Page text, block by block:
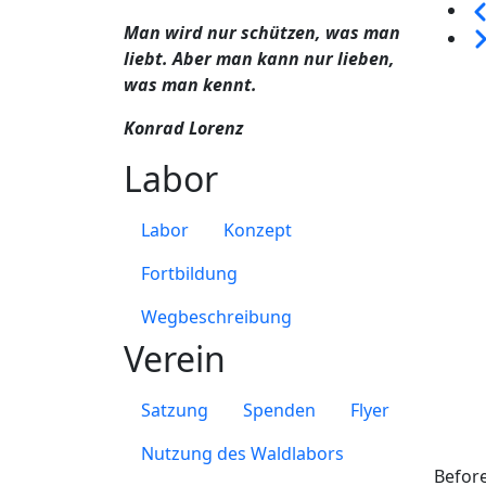
Man wird nur schützen, was man
liebt. Aber man kann nur lieben,
was man kennt.
Konrad Lorenz
Labor
Labor
Konzept
Fortbildung
Wegbeschreibung
Verein
Satzung Spenden
Flyer
Nutzung des Waldlabors